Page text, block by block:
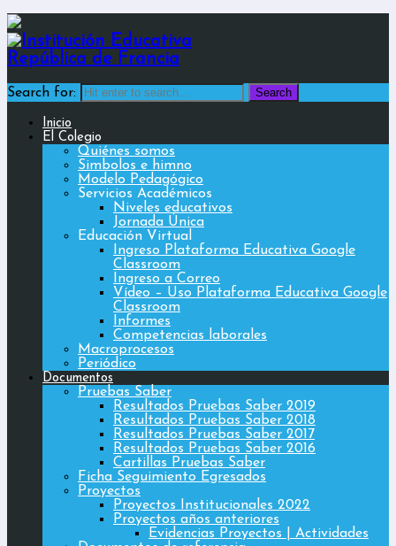
Search for:
Inicio
El Colegio
Quiénes somos
Simbolos e himno
Modelo Pedagógico
Servicios Académicos
Niveles educativos
Jornada Única
Educación Virtual
Ingreso Plataforma Educativa Google
Classroom
Ingreso a Correo
Vídeo – Uso Plataforma Educativa Google
Classroom
Informes
Competencias laborales
Macroprocesos
Periódico
Documentos
Pruebas Saber
Resultados Pruebas Saber 2019
Resultados Pruebas Saber 2018
Resultados Pruebas Saber 2017
Resultados Pruebas Saber 2016
Cartillas Pruebas Saber
Ficha Seguimiento Egresados
Proyectos
Proyectos Institucionales 2022
Proyectos años anteriores
Evidencias Proyectos | Actividades